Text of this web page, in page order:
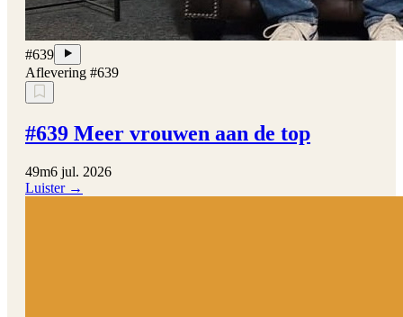
#639
Aflevering #639
#639 Meer vrouwen aan de top
49m6 jul. 2026
Luister →